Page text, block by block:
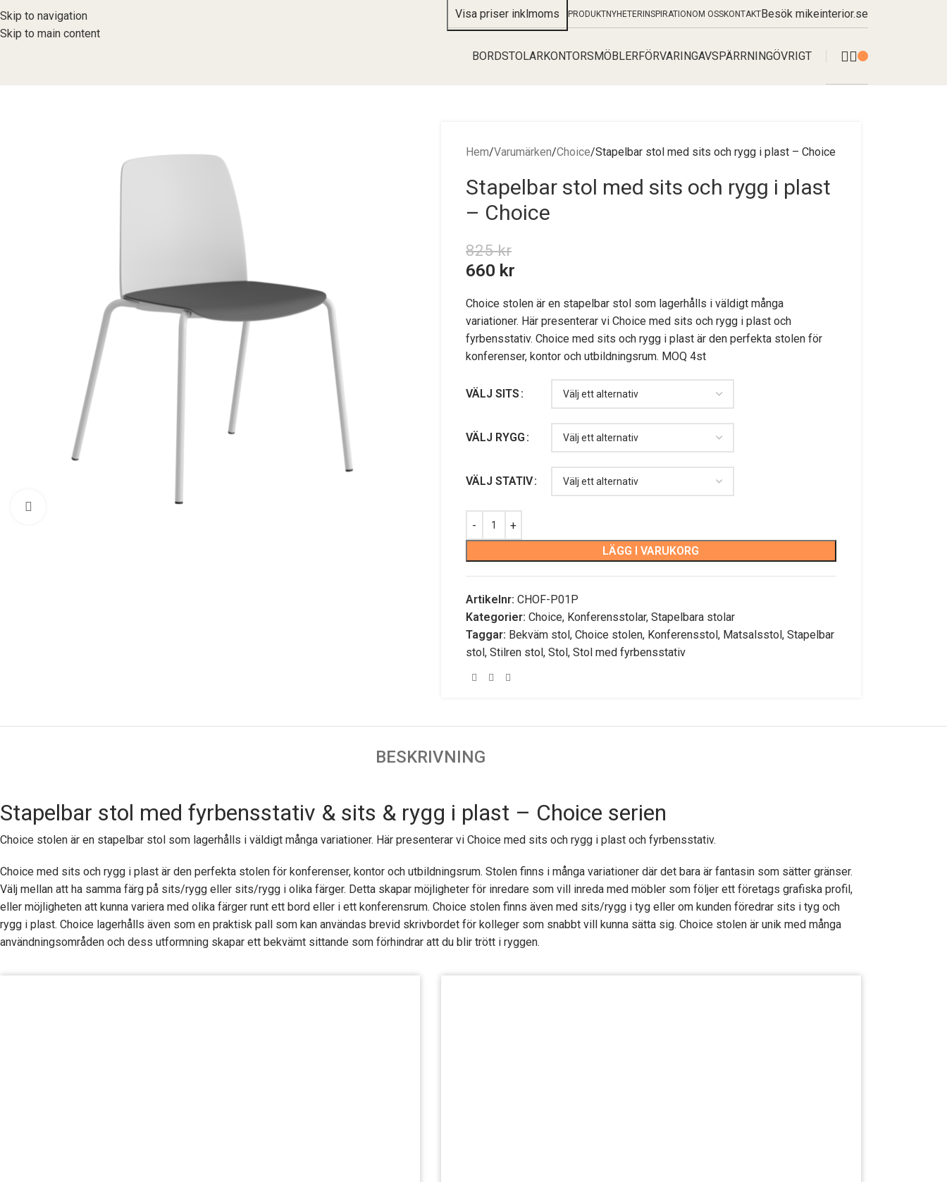
Skip to navigation
Skip to main content
PRODUKTNYHETERINSPIRATIONOM OSSKONTAKTBesök mikeinterior.se
BORDSTOLARKONTORSMÖBLERFÖRVARINGAVSPÄRRNINGÖVRIGT
Hem Varumärken Choice Stapelbar stol med sits och rygg i plast – Choice
Stapelbar stol med sits och rygg i plast
– Choice
825kr
660 kr
Choice stolen är en stapelbar stol som lagerhålls i väldigt många
variationer. Här presenterar vi Choice med sits och rygg i plast och
fyrbensstativ. Choice med sits och rygg i plast är den perfekta stolen för
konferenser, kontor och utbildningsrum. MOQ 4st
VÄLJ SITS
VÄLJ RYGG
VÄLJ STATIV
LÄGG I VARUKORG
Artikelnr: CHOF-P01P
Kategorier: Choice, Konferensstolar, Stapelbara stolar
Taggar: Bekväm stol, Choice stolen, Konferensstol, Matsalsstol, Stapelbar
stol, Stilren stol, Stol, Stol med fyrbensstativ
BESKRIVNING
Stapelbar stol med fyrbensstativ & sits & rygg i plast – Choice serien
Choice stolen är en stapelbar stol som lagerhålls i väldigt många variationer. Här presenterar vi Choice med sits och rygg i plast och fyrbensstativ.
Choice med sits och rygg i plast är den perfekta stolen för konferenser, kontor och utbildningsrum. Stolen finns i många variationer där det bara är fantasin som sätter gränser.
Välj mellan att ha samma färg på sits/rygg eller sits/rygg i olika färger. Detta skapar möjligheter för inredare som vill inreda med möbler som följer ett företags grafiska profil,
eller möjligheten att kunna variera med olika färger runt ett bord eller i ett konferensrum. Choice stolen finns även med sits/rygg i tyg eller om kunden föredrar sits i tyg och
rygg i plast. Choice lagerhålls även som en praktisk pall som kan användas brevid skrivbordet för kolleger som snabbt vill kunna sätta sig. Choice stolen är unik med många
användningsområden och dess utformning skapar ett bekvämt sittande som förhindrar att du blir trött i ryggen.